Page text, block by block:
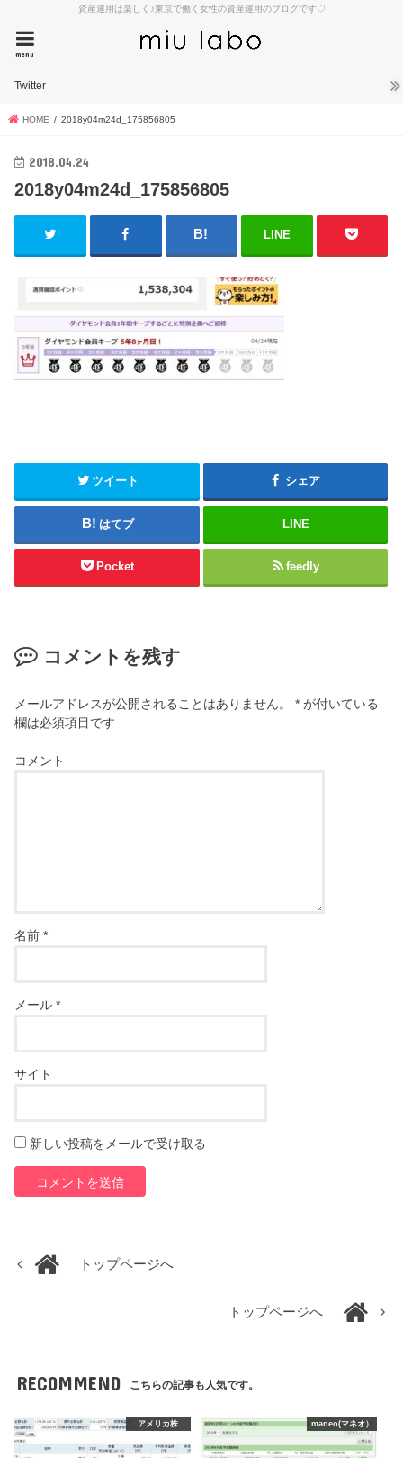
資産運用は楽しく♪東京で働く女性の資産運用のブログです♡
menu
Twitter
HOME 2018y04m24d_175856805
2018.04.24
2018y04m24d_175856805
LINE
ツイート シェア
はてブ LINE
Pocket feedly
コメントを残す
メールアドレスが公開されることはありません。 * が付いている
欄は必須項目です
コメント
名前*
メール*
サイト
新しい投稿をメールで受け取る
トップページへ
トップページへ
RECOMMEND こちらの記事も人気です。
アメリカ株 maneo(マネオ）